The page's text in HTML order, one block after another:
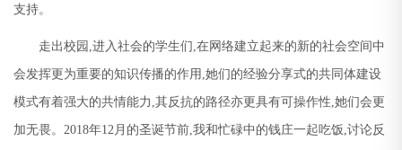
支持。
走出校园 ,进入社会的学生们 ,在网络建立起来的新的社会空间中
会发挥更为重要的知识传播的作用 ,她们的经验分享式的共同体建设
模式有着强大的共情能力 ,其反抗的路径亦更具有可操作性,她们会更
加无畏。 2018年12月的圣诞节前,我和忙碌中的钱庄一起吃饭,讨论反